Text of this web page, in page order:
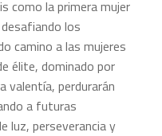
como la primera mujer
los
camino a las mujeres
élite, dominado por
valentía, perdurarán
a futuras
luz, perseverancia y